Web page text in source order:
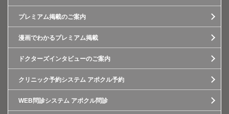
プレミアム掲載のご案内
漫画でわかるプレミアム掲載
ドクターズインタビューのご案内
クリニック予約システム アポクル予約
WEB問診システム アポクル問診